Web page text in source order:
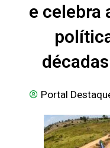
e celebra
Portal